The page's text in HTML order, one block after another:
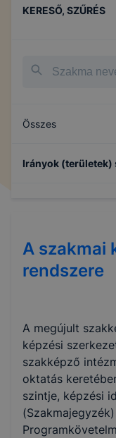
KERESŐ, SZŰRÉS
Összes
Irányok (területek)
A szakmai
rendszere
A megújult
képzési
szakképző
oktatás
szintje, képzési